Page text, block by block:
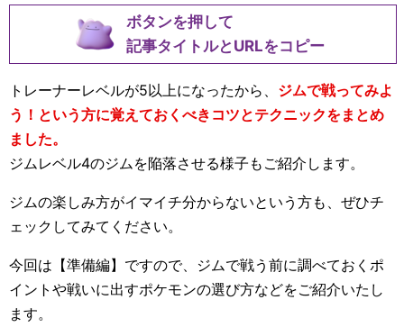
ボタンを押して
記事タイトルとURLをコピー
トレーナーレベルが5以上になったから、 ジムで戦ってみよ
う！という方に覚えておくべきコツとテクニックをまとめ
ました。
ジムレベル4のジムを陥落させる様子もご紹介します。
ジムの楽しみ方がイマイチ分からないという方も、ぜひチ
ェックしてみてください。
今回は【準備編】ですので、ジムで戦う前に調べておくポ
イントや戦いに出すポケモンの選び方などをご紹介いたし
ます。